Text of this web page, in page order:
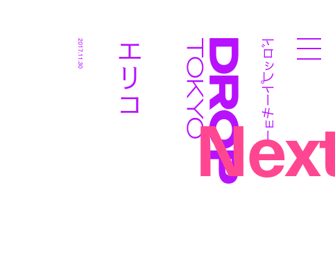
Droptokyo ドロップトーキョー
エリコ
2017.11.30